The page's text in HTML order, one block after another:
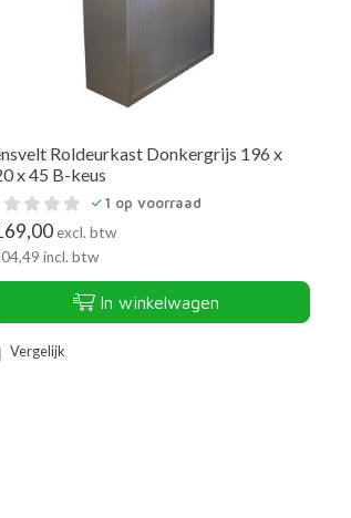
Roldeurkast Donkergrijs 196 x
x 45 B-keus
1 op voorraad
excl. btw
incl. btw
In winkelwagen
Vergelijk